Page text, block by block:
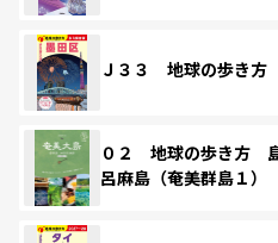
Ｊ３３ 地球の歩き
０２ 地球の歩き方
呂麻島（奄美群島１